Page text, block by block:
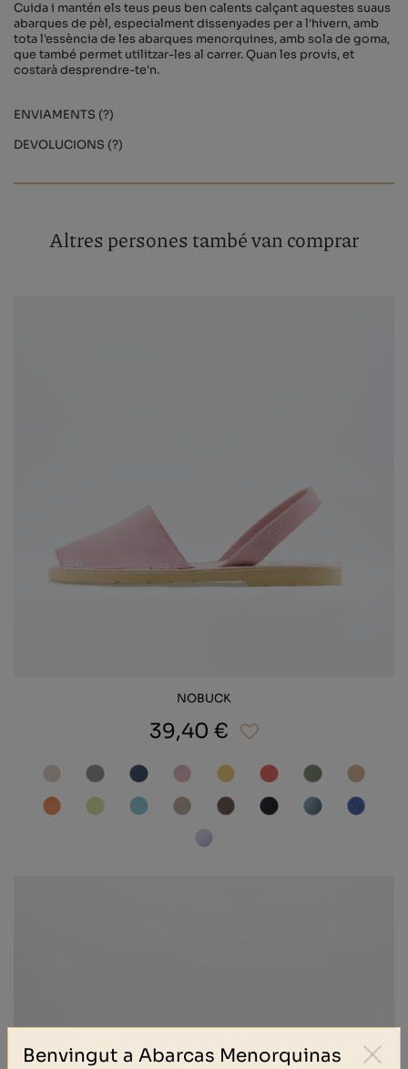
Cuida i mantén els teus peus ben calents calçant aquestes suaus
abarques de pèl, especialment dissenyades per a l'hivern, amb
tota l'essència de les abarques menorquines, amb sola de goma,
que també permet utilitzar-les al carrer. Quan les provis, et
costarà desprendre-te'n.
ENVIAMENTS (?)
DEVOLUCIONS (?)
Altres persones també van comprar
NOBUCK
39,40 €
Benvingut a Abarcas Menorquinas